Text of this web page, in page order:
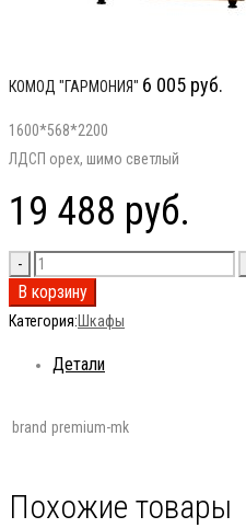
КОМОД "ГАРМОНИЯ" 6 005 руб.
1600*568*2200
ЛДСП орех, шимо светлый
19 488 руб.
В корзину
Категория: Шкафы
Детали
brand premium-mk
Похожие товары